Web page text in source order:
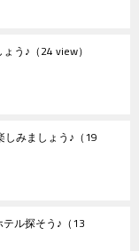
う♪ （24 view）
みましょう♪ （19
ル探そう♪ （13